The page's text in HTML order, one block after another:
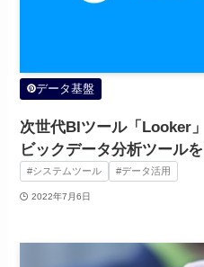
データ基盤
次世代BIツール「Looker
ビックデータ分析ツール
#システムツール #データ活用
2022年7月6日